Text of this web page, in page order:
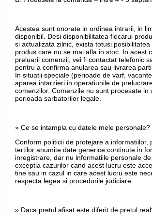
Acestea sunt onorate in ordinea intrarii, in
disponibil. Desi disponibilitatea fiecarui
si actualizata zilnic, exista totusi
produs care nu se mai afla in stoc. In acest
preluarii comenzii, vei fi contactat telefonic
pentru a confirma anularea sau livrarea
In situatii speciale (perioade de varf,
aparea intarzieri in operatiunile de
comenzilor. Comenzile nu sunt procesate in
perioada sarbatorilor legale.
» Ce se intampla cu datele mele personale?
Conform politicii de protejare a informatiilor,
tertilor anumite date generice continute in
inregistrare, dar nu informatiile personale
exceptia cazurilor cand acest lucru este
tine sau in cazul in care acest lucru este
respecta legea si procedurile judiciare.
» Daca pretul afisat este diferit de pretul